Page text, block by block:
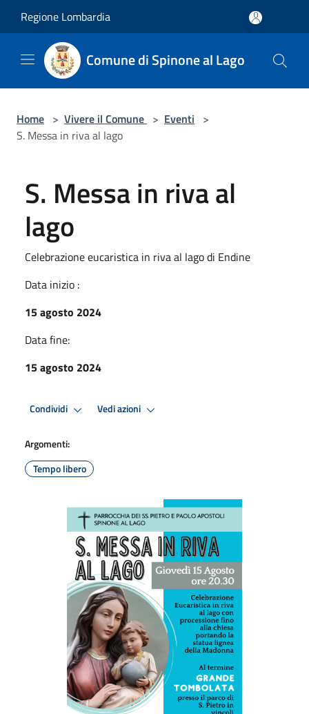
Regione Lombardia
Comune di Spinone al Lago
Home > Vivere il Comune > Eventi >
S. Messa in riva al lago
S. Messa in riva al
lago
Celebrazione eucaristica in riva al lago di Endine
Data inizio :
15 agosto 2024
Data fine:
15 agosto 2024
Condividi Vedi azioni
Argomenti:
Tempo libero